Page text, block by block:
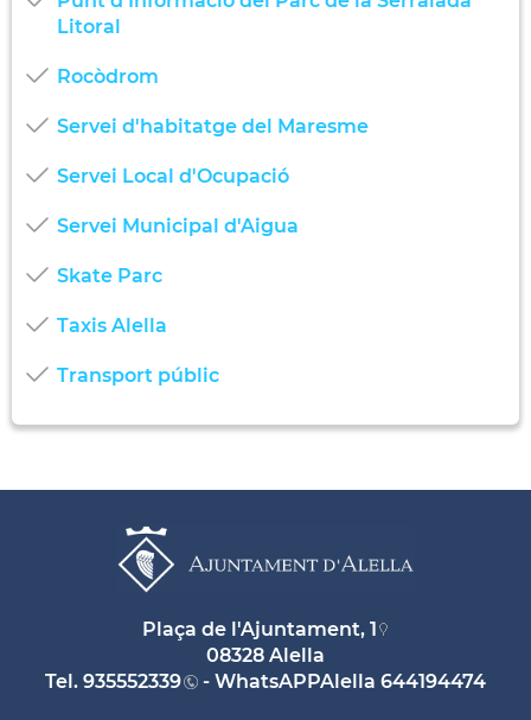
Litoral
Rocòdrom
Servei d'habitatge del Maresme
Servei Local d'Ocupació
Servei Municipal d'Aigua
Skate Parc
Taxis Alella
Transport públic
Plaça de l'Ajuntament, 1
08328 Alella
Tel. 935552339 - WhatsAPPAlella 644194474